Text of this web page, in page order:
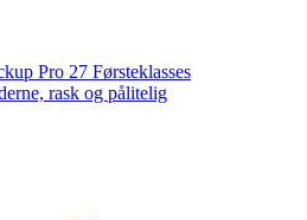
Pro 27 Førsteklasses
rask og pålitelig